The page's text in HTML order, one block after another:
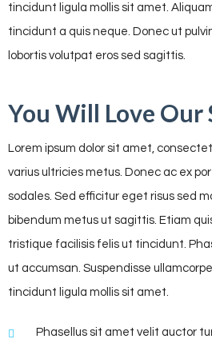
tincidunt ligula mollis sit amet.
tincidunt a quis neque. Donec ut
lobortis volutpat eros sed sagittis.
You Will Love Our
Lorem ipsum dolor sit amet,
varius ultricies metus. Donec ac ex
sodales. Sed efficitur eget risus sed
bibendum metus ut sagittis. Etiam
tristique facilisis felis ut tincidunt.
ut accumsan. Suspendisse
tincidunt ligula mollis sit amet.
Phasellus sit amet velit auctor